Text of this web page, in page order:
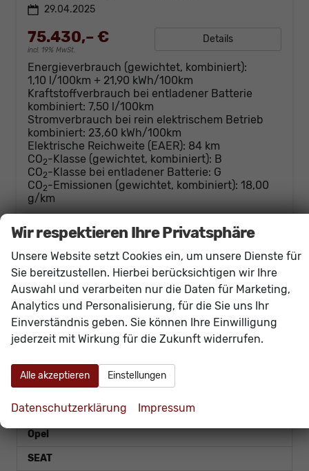
29.04.2025
75.430,– €
incl. 19% MwSt.
Details
Energieverbrauch (gewichtet, kombiniert):
1,10 l/100km + 21,90 kWh/100km
Kraftstoffverbrauch bei entladener Batterie
kombiniert: 7,50 l/100km
Stromverbrauch bei rein elektrischem Betrieb
kombiniert: 23,60 kWh/100km
Elektrische Reichweite (EAER): 84 km
CO2-Klasse (gewichtet, kombiniert): B
CO2-Klasse bei entladener Batterie: G
CO2-Emissionen (gewichtet, kombiniert): 18,00
g/km
Fahrzeugnr.
Audi
Bentley
Cupra
Hyundai
Ligier
Mercedes-Benz
Opel
SEAT
Wir respektieren Ihre Privatsphäre
Unsere Website setzt Cookies ein, um unsere Dienste für
Sie bereitzustellen. Hierbei berücksichtigen wir Ihre
Auswahl und verarbeiten nur die Daten für Marketing,
Analytics und Personalisierung, für die Sie uns Ihr
Einverständnis geben. Sie können Ihre Einwilligung
jederzeit mit Wirkung für die Zukunft widerrufen.
Alle akzeptieren Einstellungen
Datenschutzerklärung Impressum